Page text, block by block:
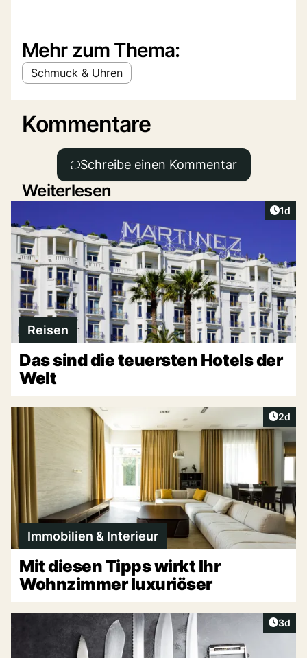
Mehr zum Thema:
Schmuck & Uhren
Kommentare
Schreibe einen Kommentar
Weiterlesen
1d
Reisen
Das sind die teuersten Hotels der
Welt
2d
Immobilien & Interieur
Mit diesen Tipps wirkt Ihr
Wohnzimmer luxuriöser
3d